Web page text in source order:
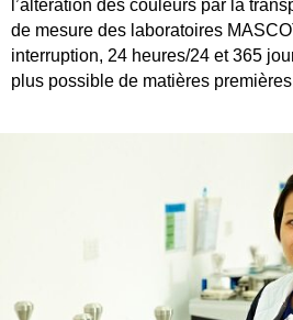
l’altération des couleurs par la
de mesure des laboratoires
interruption, 24 heures/24 et 365
plus possible de matières